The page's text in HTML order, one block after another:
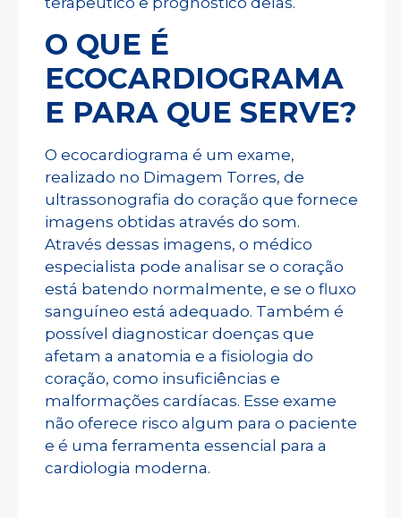
O QUE É
ECOCARDIOGRAMA
E PARA QUE SERVE?
O ecocardiograma é um exame,
realizado no Dimagem Torres, de
ultrassonografia do coração que fornece
imagens obtidas através do som.
Através dessas imagens, o médico
especialista pode analisar se o coração
está batendo normalmente, e se o fluxo
sanguíneo está adequado. Também é
possível diagnosticar doenças que
afetam a anatomia e a fisiologia do
coração, como insuficiências e
malformações cardíacas. Esse exame
não oferece risco algum para o paciente
e é uma ferramenta essencial para a
cardiologia moderna.